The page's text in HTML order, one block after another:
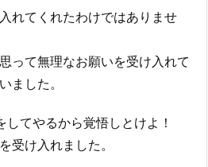
れてくれたわけではありませ
って無理なお願いを受け入れて
ました。
てやるから覚悟しとけよ！
受け入れました。